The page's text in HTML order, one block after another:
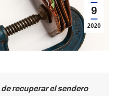
9
2020
recuperar el sendero